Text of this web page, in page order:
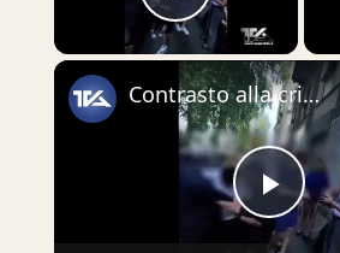
Play Video
Play
Contrasto alla criminalità giovanile. Vasta operazione della Polizia di Stato in diverse province de